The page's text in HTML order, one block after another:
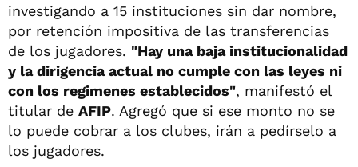
investigando a 15 instituciones sin dar nombre,
por retención impositiva de las transferencias
de los jugadores. "Hay una baja institucionalidad
y la dirigencia actual no cumple con las leyes ni
con los regimenes establecidos", manifestó el
titular de AFIP. Agregó que si ese monto no se
lo puede cobrar a los clubes, irán a pedírselo a
los jugadores.